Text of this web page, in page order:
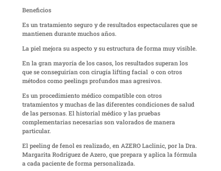
Beneficios
Es un tratamiento seguro y de resultados espectaculares que se
mantienen durante muchos años.
La piel mejora su aspecto y su estructura de forma muy visible.
En la gran mayoría de los casos, los resultados superan los
que se conseguirían con cirugía lifting facial o con otros
métodos como peelings profundos mas agresivos.
Es un procedimiento médico compatible con otros
tratamientos y muchas de las diferentes condiciones de salud
de las personas. El historial médico y las pruebas
complementarias necesarias son valorados de manera
particular.
El peeling de fenol es realizado, en AZERO Laclinic, por la Dra.
Margarita Rodríguez de Azero, que prepara y aplica la fórmula
a cada paciente de forma personalizada.